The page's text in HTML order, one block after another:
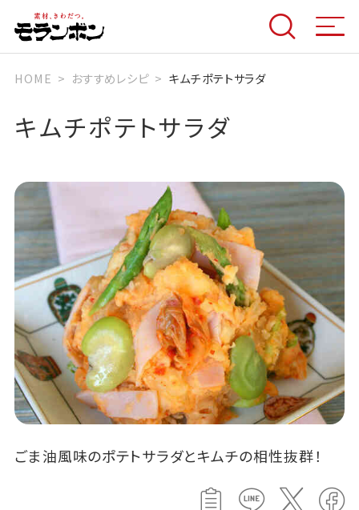
HOME おすすめレシピ キムチポテトサラダ
キムチポテトサラダ
ごま油風味のポテトサラダとキムチの相性抜群！